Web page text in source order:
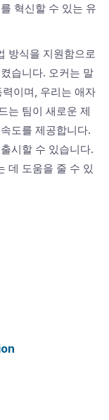
혁신할 수 있는 유
방식을 지원함으로
습니다. 오커는 말
이며, 우리는 애자
는 팀이 새로운 제
도를 제공합니다.
시할 수 있습니다.
데 도움을 줄 수 있